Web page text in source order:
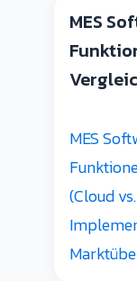
MES
MES
(Cloud